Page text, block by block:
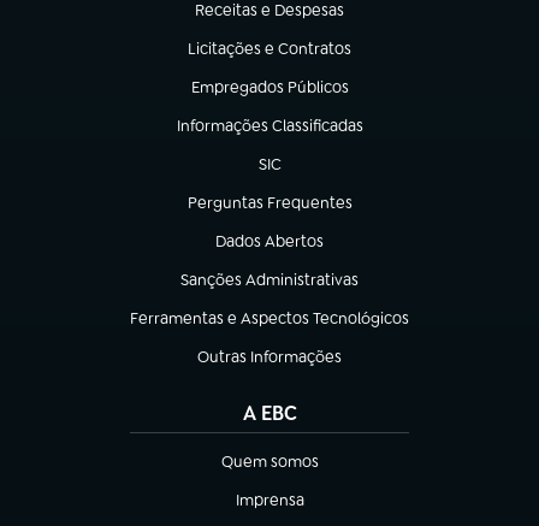
Receitas e Despesas
(abre em nova aba)
Licitações e Contratos
(abre em nova aba)
Empregados Públicos
(abre em nova aba)
Informações Classificadas
(abre em nova aba)
SIC
(abre em nova aba)
Perguntas Frequentes
(abre em nova aba)
Dados Abertos
(abre em nova aba)
Sanções Administrativas
(abre em nova aba)
Ferramentas e Aspectos Tecnológicos
(abre em nova aba)
Outras Informações
(abre em nova aba)
A EBC
Quem somos
(abre em nova aba)
Imprensa
(abre em nova aba)